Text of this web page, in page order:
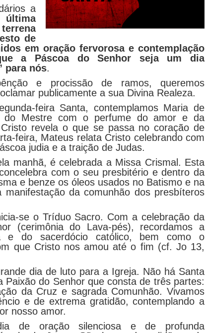
a
última
de
em oração fervorosa e contemplação
a Páscoa do Senhor seja um dia
para nós.
e procissão de ramos, queremos
publicamente a sua Divina Realeza.
feira Santa, contemplamos Maria de
do Mestre com o perfume do amor e da
revela o que se passa no coração de
feira, Mateus relata Cristo celebrando com
judia e a traição de Judas.
manhã, é celebrada a Missa Crismal. Esta
com o seu presbitério e dentro da
e benze os óleos usados no Batismo e na
da comunhão dos presbíteros
se o Tríduo Sacro. Com a celebração da
(cerimônia do Lava-pés), recordamos a
e do sacerdócio católico, bem como o
que Cristo nos amou até o fim (cf. Jo 13,
dia de luto para a Igreja. Não há Santa
Paixão do Senhor que consta de três partes:
da Cruz e sagrada Comunhão. Vivamos
e de extrema gratidão, contemplando a
nosso amor.
de oração silenciosa e de profunda